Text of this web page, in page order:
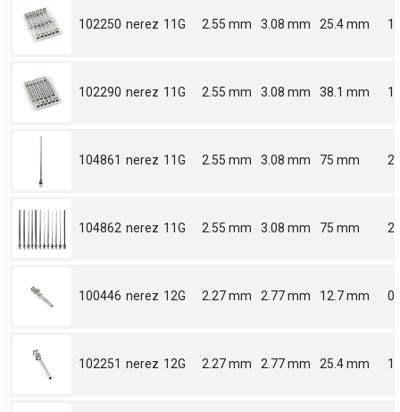
102250 nerez 11G 2.55 mm 3.08 mm 25.4 mm 1
102290 nerez 11G 2.55 mm 3.08 mm 38.1 mm
104861 nerez 11G 2.55 mm 3.08 mm 75 mm
104862 nerez 11G 2.55 mm 3.08 mm 75 mm
100446 nerez 12G 2.27 mm 2.77 mm 12.7 mm
102251 nerez 12G 2.27 mm 2.77 mm 25.4 mm 1